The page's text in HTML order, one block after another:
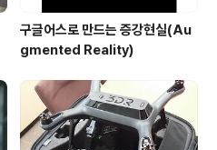
구글어스로 만드는 증강현실(Au
gmented Reality)